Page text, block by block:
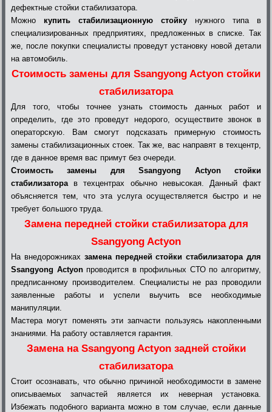
дефектные стойки стабилизатора.
Можно купить стабилизационную стойку нужного типа в
специализированных предприятиях, предложенных в списке. Так
же, после покупки специалисты проведут установку новой детали
на автомобиль.
Стоимость замены для Ssangyong Actyon стойки
стабилизатора
Для того, чтобы точнее узнать стоимость данных работ и
определить, где это проведут недорого, осуществите звонок в
операторскую. Вам смогут подсказать примерную стоимость
замены стабилизационных стоек. Так же, вас направят в техцентр,
где в данное время вас примут без очереди.
Стоимость замены для Ssangyong Actyon стойки
стабилизатора в техцентрах обычно невысокая. Данный факт
объясняется тем, что эта услуга осуществляется быстро и не
требует большого труда.
Замена передней стойки стабилизатора для
Ssangyong Actyon
На внедорожниках замена передней стойки стабилизатора для
Ssangyong Actyonпроводится в профильных СТО по алгоритму,
предписанному производителем. Специалисты не раз проводили
заявленные работы и успели выучить все необходимые
манипуляции.
Мастера могут поменять эти запчасти пользуясь накопленными
знаниями. На работу оставляется гарантия.
Замена на Ssangyong Actyon задней стойки
стабилизатора
Стоит осознавать, что обычно причиной необходимости в замене
описываемых запчастей является их неверная установка.
Избежать подобного варианта можно в том случае, если данные